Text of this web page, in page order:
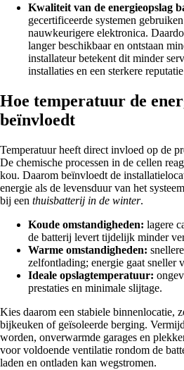
Kwaliteit van de energieopslag
gecertificeerde systemen
nauwkeurigere elektronica.
langer beschikbaar en ontstaan
installateur betekent dit minder
installaties en een sterkere
Hoe temperatuur de
beïnvloedt
Temperatuur heeft direct invloed op de
De chemische processen in de cellen
kou. Daarom beïnvloedt de
energie als de levensduur van het
bij een thuisbatterij in de winter.
Koude omstandigheden: lagere
de batterij levert tijdelijk minder
Warme omstandigheden:
zelfontlading; energie gaat sneller
Ideale opslagtemperatuur:
prestaties en minimale slijtage.
Kies daarom een stabiele binnenlocatie,
bijkeuken of geïsoleerde berging.
worden, onverwarmde garages en
voor voldoende ventilatie rondom de
laden en ontladen kan wegstromen.